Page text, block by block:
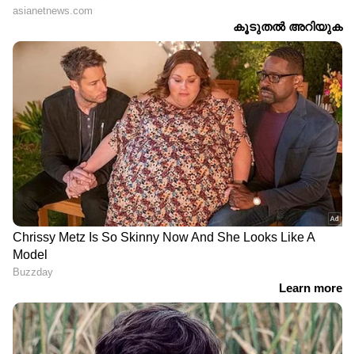
DOWNLOAD APP
RECOMMENDED STORIES